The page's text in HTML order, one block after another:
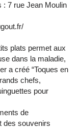
: 7 rue Jean Moulin
plats permet aux
dans la maladie,
a créé “Toques en
chefs,
pour
de
des souvenirs